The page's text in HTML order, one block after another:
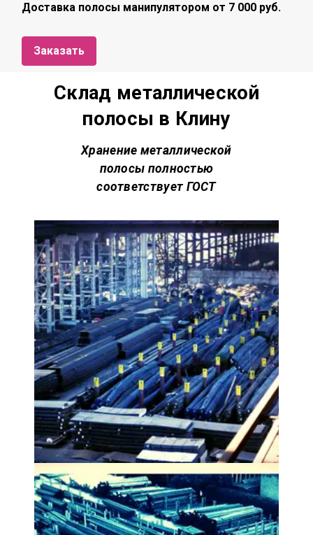
Доставка полосы манипулятором от 7 000 руб.
Заказать
Склад металлической
полосы в Клину
Хранение металлической
полосы полностью
соответствует ГОСТ